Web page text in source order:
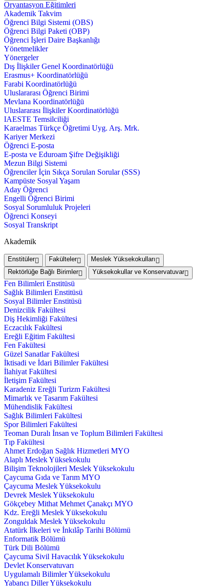
Oryantasyon Eğitimleri
Akademik Takvim
Öğrenci Bilgi Sistemi (OBS)
Öğrenci Bilgi Paketi (OBP)
Öğrenci İşleri Daire Başkanlığı
Yönetmelikler
Yönergeler
Dış İlişkiler Genel Koordinatörlüğü
Erasmus+ Koordinatörlüğü
Farabi Koordinatörlüğü
Uluslararası Öğrenci Birimi
Mevlana Koordinatörlüğü
Uluslararası İlişkiler Koordinatörlüğü
IAESTE Temsilciliği
Karaelmas Türkçe Öğretimi Uyg. Arş. Mrk.
Kariyer Merkezi
Öğrenci E-posta
E-posta ve Eduroam Şifre Değişikliği
Mezun Bilgi Sistemi
Öğrenciler İçin Sıkça Sorulan Sorular (SSS)
Kampüste Sosyal Yaşam
Aday Öğrenci
Engelli Öğrenci Birimi
Sosyal Sorumluluk Projeleri
Öğrenci Konseyi
Sosyal Transkript
Akademik
Enstitüler Fakülteler
Meslek Yüksekokulları
Rektörlüğe Bağlı Birimler
Yüksekokullar ve Konservatuvar
Fen Bilimleri Enstitüsü
Sağlık Bilimleri Enstitüsü
Sosyal Bilimler Enstitüsü
Denizcilik Fakültesi
Diş Hekimliği Fakültesi
Eczacılık Fakültesi
Ereğli Eğitim Fakültesi
Fen Fakültesi
Güzel Sanatlar Fakültesi
İktisadi ve İdari Bilimler Fakültesi
İlahiyat Fakültesi
İletişim Fakültesi
Karadeniz Ereğli Turizm Fakültesi
Mimarlık ve Tasarım Fakültesi
Mühendislik Fakültesi
Sağlık Bilimleri Fakültesi
Spor Bilimleri Fakültesi
Teoman Duralı İnsan ve Toplum Bilimleri Fakültesi
Tıp Fakültesi
Ahmet Erdoğan Sağlık Hizmetleri MYO
Alaplı Meslek Yüksekokulu
Bilişim Teknolojileri Meslek Yüksekokulu
Çaycuma Gıda ve Tarım MYO
Çaycuma Meslek Yüksekokulu
Devrek Meslek Yüksekokulu
Gökçebey Mithat Mehmet Çanakçı MYO
Kdz. Ereğli Meslek Yüksekokulu
Zonguldak Meslek Yüksekokulu
Atatürk İlkeleri ve İnkılâp Tarihi Bölümü
Enformatik Bölümü
Türk Dili Bölümü
Çaycuma Sivil Havacılık Yüksekokulu
Devlet Konservatuvarı
Uygulamalı Bilimler Yüksekokulu
Yabancı Diller Yüksekokulu